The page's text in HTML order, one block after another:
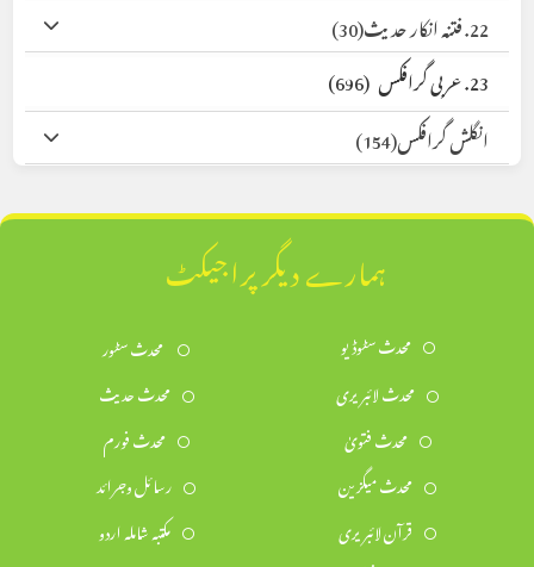
22. فتنہ انکار حدیث
(30)
23. عربی گرافکس
(696)
انگلش گرافکس(154)
ہمارے دیگر پراجیکٹ
محدث سٹوڈیو
محدث سٹور
محدث لائبریری
محدث حدیث
محدث فتویٰ
محدث فورم
محدث میگزین
رسائل وجرائد
قرآن لائبریری
مکتبہ شاملہ اردو